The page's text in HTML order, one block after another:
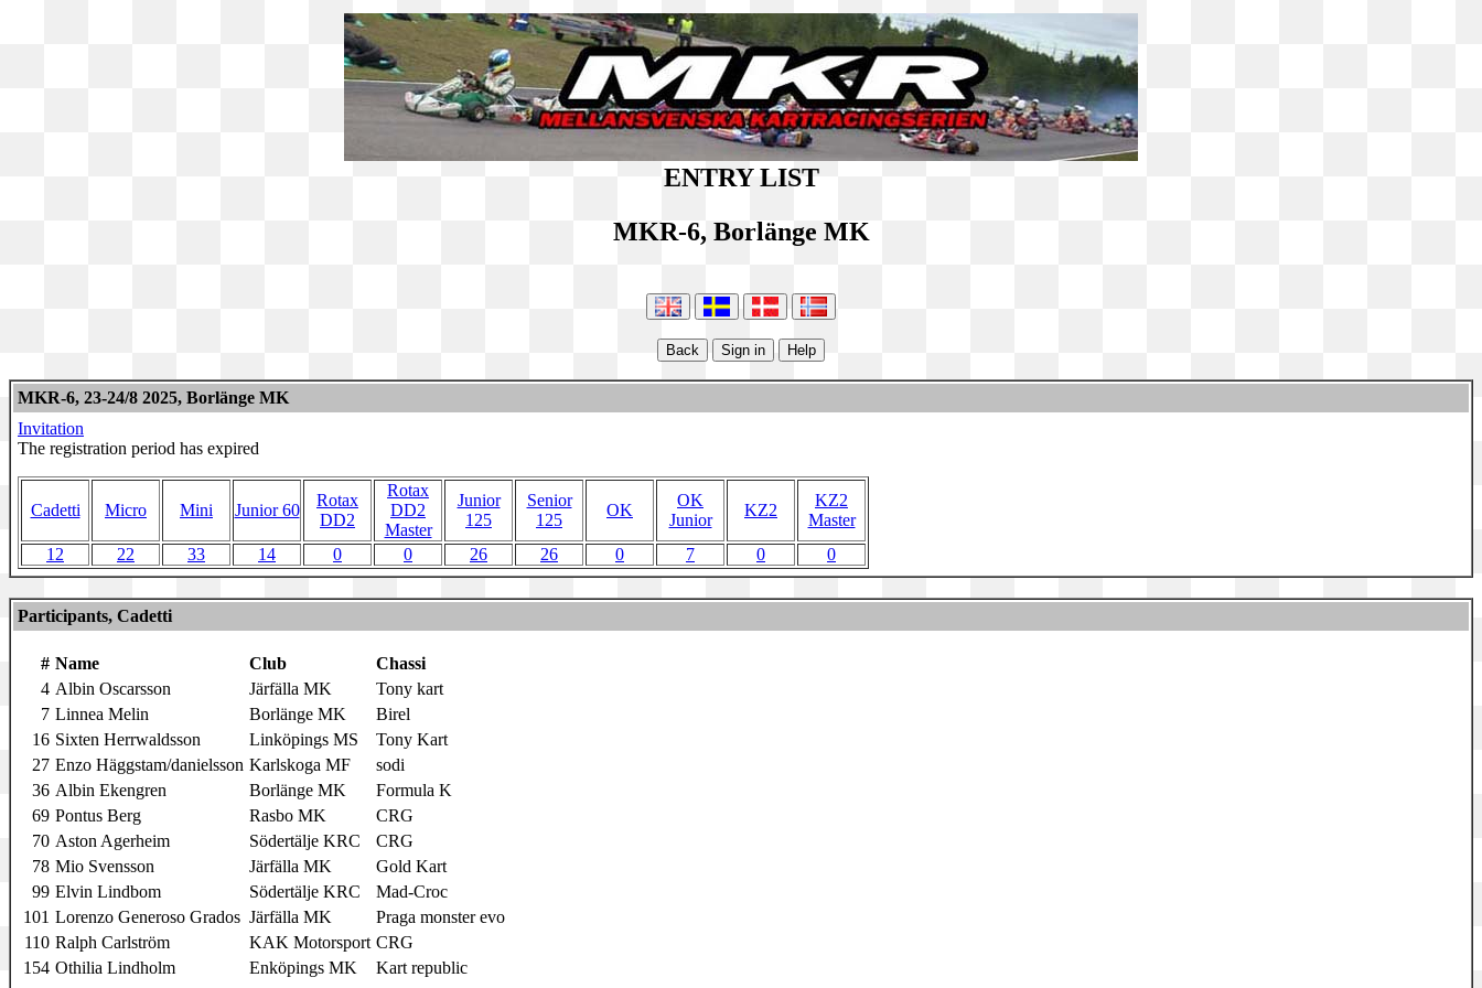
ENTRY LIST
MKR-6, Borlänge MK
MKR-6, 23-24/8 2025, Borlänge MK
Invitation
The registration period has expired
Cadetti Micro Mini Junior 60
Rotax
DD2
Rotax
DD2
Master
Junior
125
Senior
125
OK
OK
Junior
KZ2
KZ2
Master
12
22 33 14 0 0 26 26 0 7 0 0
Participants, Cadetti
# Name Club
Chassi
4 Albin Oscarsson Järfälla MK
Tony kart
7 Linnea Melin Borlänge MK
Birel
16 Sixten Herrwaldsson Linköpings MS
Tony Kart
27 Enzo Häggstam/danielsson Karlskoga MF
sodi
36 Albin Ekengren Borlänge MK
Formula K
69 Pontus Berg Rasbo MK
CRG
70 Aston Agerheim Södertälje KRC
CRG
78 Mio Svensson Järfälla MK
Gold Kart
99 Elvin Lindbom Södertälje KRC
Mad-Croc
101 Lorenzo Generoso Grados Järfälla MK
Praga monster evo
110 Ralph Carlström KAK Motorsport CRG
154 Othilia Lindholm Enköpings MK Kart republic